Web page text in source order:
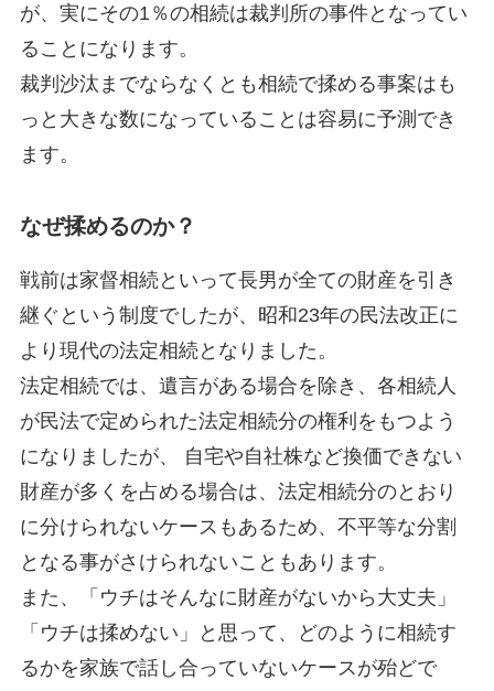
が、実にその1％の相続は裁判所の事件となってい
ることになります。
裁判沙汰までならなくとも相続で揉める事案はも
っと大きな数になっていることは容易に予測でき
ます。
なぜ揉めるのか？
戦前は家督相続といって長男が全ての財産を引き
継ぐという制度でしたが、昭和23年の民法改正に
より現代の法定相続となりました。
法定相続では、遺言がある場合を除き、各相続人
が民法で定められた法定相続分の権利をもつよう
になりましたが、 自宅や自社株など換価できない
財産が多くを占める場合は、法定相続分のとおり
に分けられないケースもあるため、不平等な分割
となる事がさけられないこともあります。
また、「ウチはそんなに財産がないから大丈夫」
「ウチは揉めない」と思って、どのように相続す
るかを家族で話し合っていないケースが殆どで